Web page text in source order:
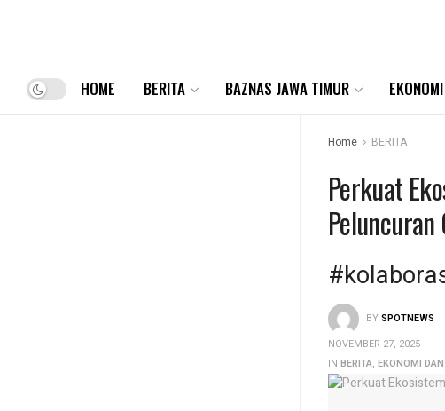
HOME BERITA BAZNAS JAWA TIMUR
Home BERITA
Perkuat
BYSPOTNEWS
NOVEMBER 27, 2025
IN BERITA, EKONOMI